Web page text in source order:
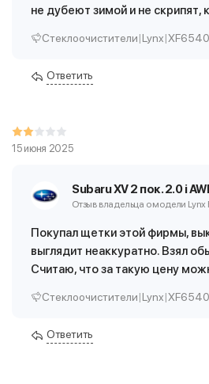
не дубеют зимой и не скрипят,
Стеклоочистители|Lynx|
Ответить
15 июня 2025
Subaru XV 2 пок. 2.0 i
Отзыв владельца о модели
Покупал щетки этой фирмы,
выглядит неаккуратно. Взял
Считаю, что за такую цену
Стеклоочистители|Lynx|
Ответить